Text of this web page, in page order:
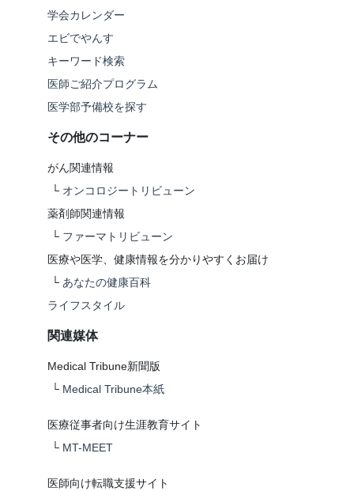
学会カレンダー
エビでやんす
キーワード検索
医師ご紹介プログラム
医学部予備校を探す
その他のコーナー
がん関連情報
└ オンコロジートリビューン
薬剤師関連情報
└ ファーマトリビューン
医療や医学、健康情報を分かりやすくお届け
└ あなたの健康百科
ライフスタイル
関連媒体
Medical Tribune新聞版
└ Medical Tribune本紙
医療従事者向け生涯教育サイト
└ MT-MEET
医師向け転職支援サイト